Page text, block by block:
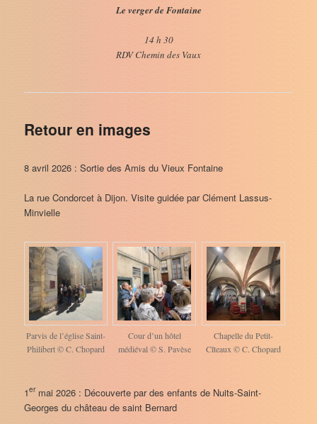
Le verger de Fontaine
14 h 30
RDV Chemin des Vaux
Retour en images
8 avril 2026 : Sortie des Amis du Vieux Fontaine
La rue Condorcet à Dijon. Visite guidée par Clément Lassus-
Minvielle
Parvis de l’église Saint-
Philibert © C. Chopard
Cour d’un hôtel
médiéval © S. Pavèse
Chapelle du Petit-
Cîteaux © C. Chopard
1ermai 2026 : Découverte par des enfants de Nuits-Saint-
Georges du château de saint Bernard